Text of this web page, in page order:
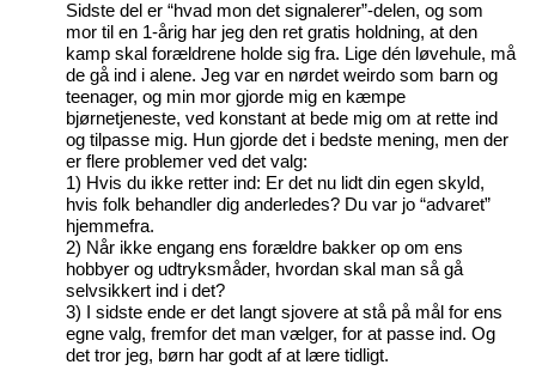
Sidste del er “hvad mon det signalerer”-delen, og som
mor til en 1-årig har jeg den ret gratis holdning, at den
kamp skal forældrene holde sig fra. Lige dén løvehule, må
de gå ind i alene. Jeg var en nørdet weirdo som barn og
teenager, og min mor gjorde mig en kæmpe
bjørnetjeneste, ved konstant at bede mig om at rette ind
og tilpasse mig. Hun gjorde det i bedste mening, men der
er flere problemer ved det valg:
1) Hvis du ikke retter ind: Er det nu lidt din egen skyld,
hvis folk behandler dig anderledes? Du var jo “advaret”
hjemmefra.
2) Når ikke engang ens forældre bakker op om ens
hobbyer og udtryksmåder, hvordan skal man så gå
selvsikkert ind i det?
3) I sidste ende er det langt sjovere at stå på mål for ens
egne valg, fremfor det man vælger, for at passe ind. Og
det tror jeg, børn har godt af at lære tidligt.